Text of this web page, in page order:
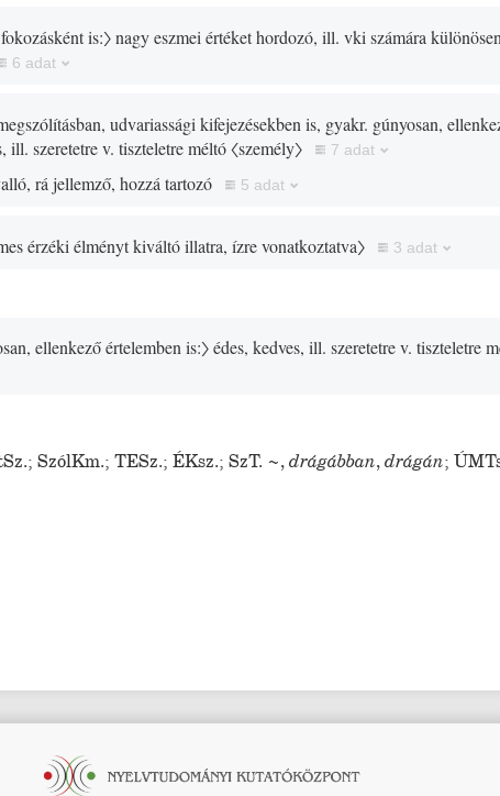
is:〉nagy eszmei értéket hordozó, ill. vki számára
6 adat
udvariassági kifejezésekben is, gyakr. gúnyosan,
ill. szeretetre v. tiszteletre méltó〈személy〉 7 adat
rá jellemző, hozzá tartozó 5 adat
érzéki élményt kiváltó illatra, ízre vonatkoztatva〉 3 adat
ellenkező értelemben is:〉édes, kedves, ill. szeretetre v. tiszteletre
;SzólKm.;TESz.;ÉKsz.;SzT. ~,drágábban,drágán;